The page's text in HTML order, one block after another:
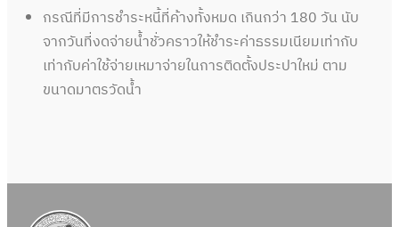
กรณีที่มีการชำระหนี้ที่ค้างทั้งหมด เกินกว่า 180 วัน นับ
จากวันที่งดจ่ายน้ำชั่วคราวให้ชำระค่าธรรมเนียมเท่ากับ
เท่ากับค่าใช้จ่ายเหมาจ่ายในการติดตั้งประปาใหม่ ตาม
ขนาดมาตรวัดน้ำ